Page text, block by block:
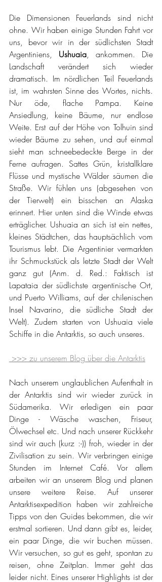
Die Dimensionen Feuerlands sind nicht
ohne. Wir haben einige Stunden Fahrt vor
uns, bevor wir in der südlichsten Stadt
Argentiniens, Ushuaia, ankommen. Die
Landschaft verändert sich wieder
dramatisch. Im nördlichen Teil Feuerlands
ist, im wahrsten Sinne des Wortes, nichts.
Nur öde, flache Pampa. Keine
Ansiedlung, keine Bäume, nur endlose
Weite. Erst auf der Höhe von Tolhuin sind
wieder Bäume zu sehen, und auf einmal
sieht man schneebedeckte Berge in der
Ferne aufragen. Sattes Grün, kristallklare
Flüsse und mystische Wälder säumen die
Straße. Wir fühlen uns (abgesehen von
der Tierwelt) ein bisschen an Alaska
erinnert. Hier unten sind die Winde etwas
erträglicher. Ushuaia an sich ist ein nettes,
kleines Städtchen, das hauptsächlich vom
Tourismus lebt. Die Argentinier vermarkten
ihr Schmuckstück als letzte Stadt der Welt
ganz gut (Anm. d. Red.: Faktisch ist
Lapataia der südlichste argentinische Ort,
und Puerto Williams, auf der chilenischen
Insel Navarino, die südliche Stadt der
Welt). Zudem starten von Ushuaia viele
Schiffe in die Antarktis, so auch unseres.
>>> zu unserem Blog über die Antarktis
Nach unserem unglaublichen Aufenthalt in
der Antarktis sind wir wieder zurück in
Südamerika. Wir erledigen ein paar
Dinge - Wäsche waschen, Friseur,
Ölwechsel etc. Und nach unserer Rückkehr
sind wir auch (kurz :-)) froh, wieder in der
Zivilisation zu sein. Wir verbringen einige
Stunden im Internet Café. Vor allem
arbeiten wir an unserem Blog und planen
unsere weitere Reise. Auf unserer
Antarktisexpedition haben wir zahlreiche
Tipps von den Guides bekommen, die wir
erstmal sortieren. Und dann gibt es, leider,
ein paar Dinge, die wir buchen müssen.
Wir versuchen, so gut es geht, spontan zu
reisen, ohne Zeitplan. Immer geht das
leider nicht. Eines unserer Highlights ist der